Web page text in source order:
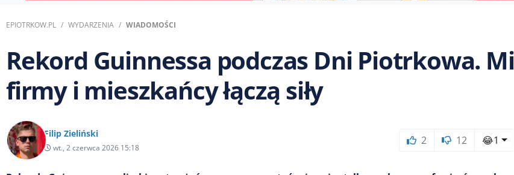
EPIOTRKOW.PL WYDARZENIA WIADOMOŚCI
Rekord Guinnessa podczas Dni Piotrkowa.
firmy i mieszkańcy łączą siły
Filip Zieliński
wt., 2 czerwca 2026 15:18
2 12 😂1